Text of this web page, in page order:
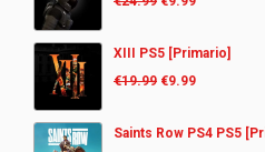
XIII PS5 [Primario]
€19.99 €9.99
Saints Row PS4 PS5